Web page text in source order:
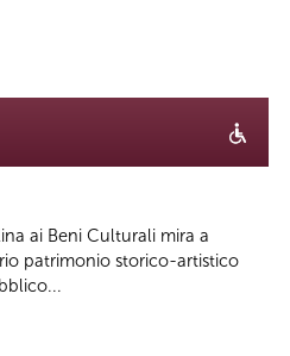
ai Beni Culturali mira a
patrimonio storico-artistico